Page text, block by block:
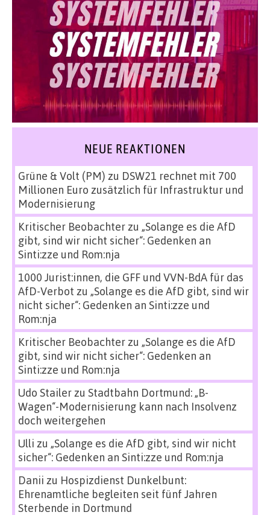
NEUE REAKTIONEN
Grüne & Volt (PM) zu DSW21 rechnet mit 700
Millionen Euro zusätzlich für Infrastruktur und
Modernisierung
Kritischer Beobachterzu „Solange es die AfD
gibt, sind wir nicht sicher“: Gedenken an
Sinti:zze und Rom:nja
1000 Jurist:innen, die GFF und VVN-BdA für das
AfD-Verbot zu „Solange es die AfD gibt, sind wir
nicht sicher“: Gedenken an Sinti:zze und
Rom:nja
Kritischer Beobachterzu „Solange es die AfD
gibt, sind wir nicht sicher“: Gedenken an
Sinti:zze und Rom:nja
Udo Stailerzu Stadtbahn Dortmund: „B-
Wagen“-Modernisierung kann nach Insolvenz
doch weitergehen
Ulli zu „Solange es die AfD gibt, sind wir nicht
sicher“: Gedenken an Sinti:zze und Rom:nja
Danii zu Hospizdienst Dunkelbunt:
Ehrenamtliche begleiten seit fünf Jahren
Sterbende in Dortmund